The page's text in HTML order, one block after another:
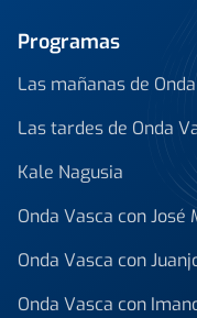
Programas
Las mañanas de
Las tardes de Onda
Kale Nagusia
Onda Vasca con José
Onda Vasca con
Onda Vasca con